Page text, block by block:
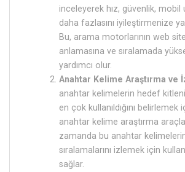
inceleyerek hız, güvenlik, mobil
daha fazlasını iyileştirmenize
Bu, arama motorlarının web
anlamasına ve sıralamada
yardımcı olur.
Anahtar Kelime Araştırma ve
anahtar kelimelerin hedef
en çok kullanıldığını belirlemek
anahtar kelime araştırma
zamanda bu anahtar
sıralamalarını izlemek için
sağlar.